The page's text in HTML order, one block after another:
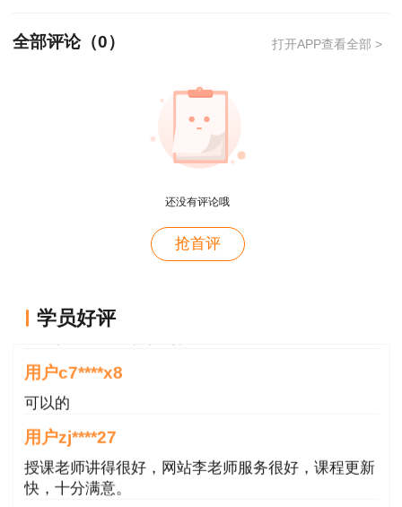
免费订阅建设工程教育网考试消息提醒，出分后及
【预约查询】2022年一级建造师考试成绩预约查
询>>
全部评论（0） 打开APP查看全部 >
还没有评论哦
抢首评
学员好评
老师讲的深入浅出，风趣幽默。编的记忆口诀也很助
用户g****jk
用户c7****x8
可以的
用户zj****27
授课老师讲得很好，网站李老师服务很好，课程更新
快，十分满意。